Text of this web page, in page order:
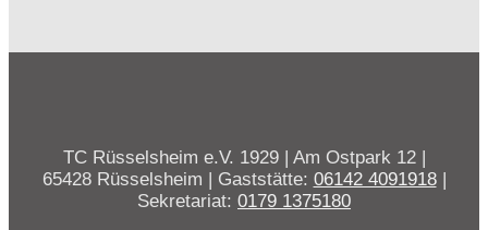
TC Rüsselsheim e.V. 1929 | Am Ostpark 12 |
65428 Rüsselsheim | Gaststätte: 06142 4091918|
Sekretariat: 0179 1375180